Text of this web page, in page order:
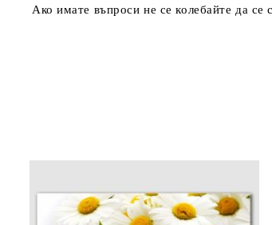
Ако имате въпроси не се колебайте да